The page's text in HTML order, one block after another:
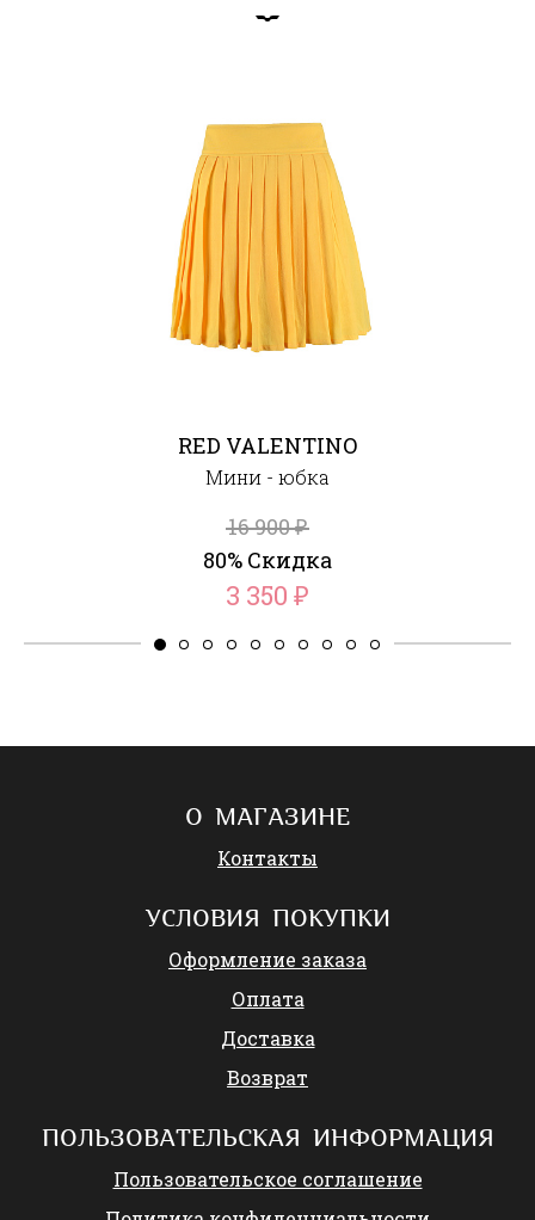
RED VALENTINO
Мини - юбка
16 900₽
80% Скидка
3 350 ₽
О МАГАЗИНЕ
Контакты
УСЛОВИЯ ПОКУПКИ
Оформление заказа
Оплата
Доставка
Возврат
ПОЛЬЗОВАТЕЛЬСКАЯ ИНФОРМАЦИЯ
Пользовательское соглашение